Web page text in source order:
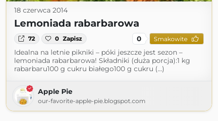
18 czerwca 2014
Lemoniada rabarbarowa
72 0 Zapisz 0 Smakowite
Idealna na letnie pikniki – póki jeszcze jest sezon –
lemoniada rabarbarowa! Składniki (duża porcja):1 kg
rabarbaru100 g cukru białego100 g cukru (...)
Apple Pie
our-favorite-apple-pie.blogspot.com